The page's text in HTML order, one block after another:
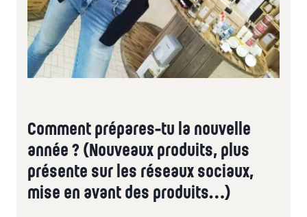
Comment prépares-tu la nouvelle
année ? (Nouveaux produits, plus
présente sur les réseaux sociaux,
mise en avant des produits…)